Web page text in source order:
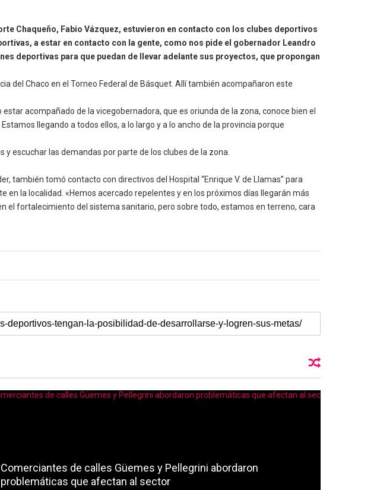
Chaqueño, Fabio Vázquez, estuvieron en contacto con los clubes deportivos
a estar en contacto con la gente, como nos pide el gobernador Leandro
deportivas para que puedan de llevar adelante sus proyectos, que propongan
del Chaco en el Torneo Federal de Básquet. Allí también acompañaron este
acompañado de la vicegobernadora, que es oriunda de la zona, conoce bien el
llegando a todos ellos, a lo largo y a lo ancho de la provincia porque
escuchar las demandas por parte de los clubes de la zona.
también tomó contacto con directivos del Hospital “Enrique V. de Llamas” para
en la localidad. «Hemos acercado repelentes y en los próximos días llegarán más
el fortalecimiento del sistema sanitario, pero sobre todo, estamos en terreno, cara
Comerciantes de calles Güemes y Pellegrini abordaron
problemáticas que afectan al sector